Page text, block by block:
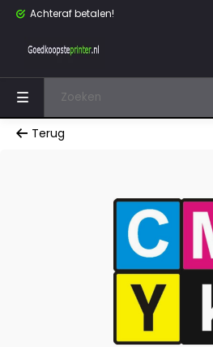
Achteraf betalen!
Terug